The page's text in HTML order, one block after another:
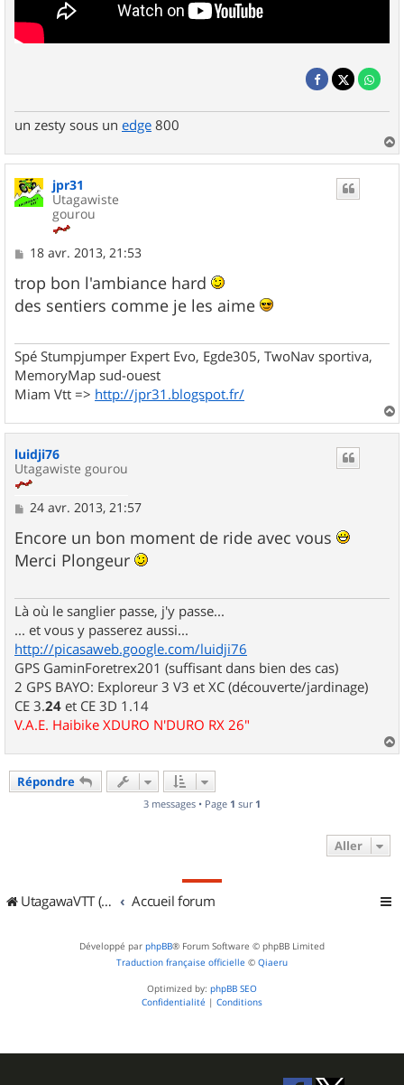
un zesty sous un edge 800
a
u
jpr31
Utagawiste
gourou
M
s
s
a
18 avr. 2013, 21:53
trop bon l'ambiance hard
des sentiers comme je les aime
Spé Stumpjumper Expert Evo, Egde305, TwoNav sportiva,
MemoryMap sud-ouest
Miam Vtt => http://jpr31.blogspot.fr/
a
luidji76
Utagawiste gourou
M
s
s
a
24 avr. 2013, 21:57
Encore un bon moment de ride avec vous
Merci Plongeur
Là où le sanglier passe, j'y passe...
... et vous y passerez aussi...
http://picasaweb.google.com/luidji76
GPS GaminForetrex201 (suffisant dans bien des cas)
2 GPS BAYO: Exploreur 3 V3 et XC (découverte/jardinage)
CE 3.24 et CE 3D 1.14
V.A.E. Haibike XDURO N'DURO RX 26"
a
Répondre
3 messages • Page 1 sur 1
Aller
UtagawaVTT (Randos VTT et VTTAE avec traces GPS) Accueil forum
Développé par phpBB® Forum Software © phpBB Limited
Traduction française officielle © Qiaeru
Optimized by: phpBB SEO
Confidentialité | Conditions